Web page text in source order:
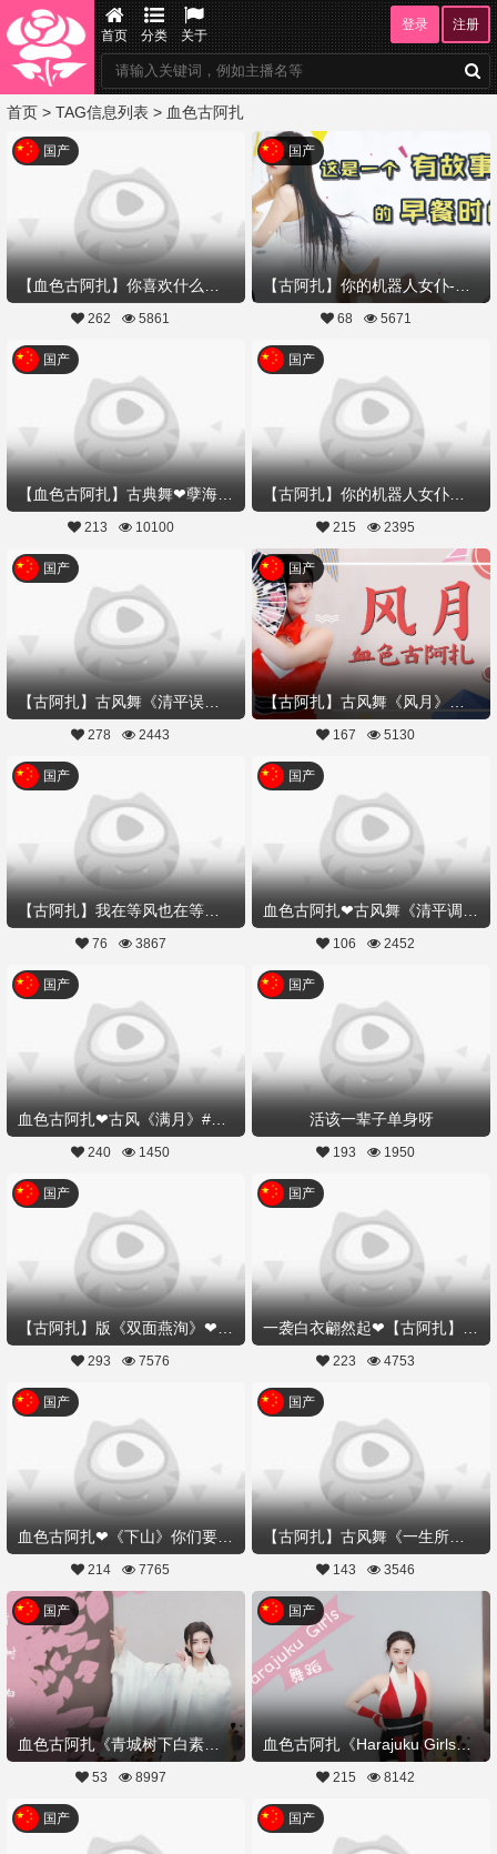
首页 分类 关于
登录 注册
首页 > TAG信息列表 > 血色古阿扎
国产
262 5861
国产
68 5671
国产
213 10100
国产
215 2395
【古阿扎】古风舞《清平误》是谁的风花雪月~
国产
278 2443
【古阿扎】古风舞《风月》是谁的风月,又是谁的心事
国产
167 5130
国产
76 3867
国产
106 2452
国产
240 1450
活该一辈子单身呀
国产
193 1950
国产
293 7576
国产
223 4753
国产
214 7765
国产
143 3546
血色古阿扎《青城树下白素贞》不是记忆中的白娘子,而是你的白衣仙子
国产
53 8997
血色古阿扎《Harajuku Girls》不知火舞,带你起飞！
国产
215 8142
国产 国产